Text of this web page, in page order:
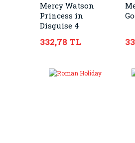
Mercy Watson
Princess in
Disguise 4
332,78 TL